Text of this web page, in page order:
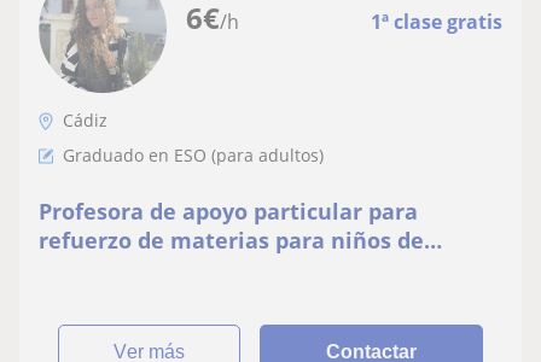
6€/h 1ª clase gratis
Cádiz
Graduado en ESO (para adultos)
Profesora de apoyo particular para
refuerzo de materias para niños de
ver más Contactar